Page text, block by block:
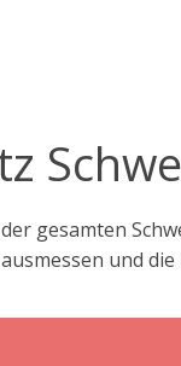
gesamten
und